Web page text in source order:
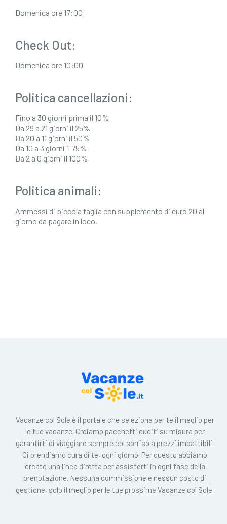
Domenica ore 17:00
Check Out:
Domenica ore 10:00
Politica cancellazioni:
Fino a 30 giorni prima il 10%
Da 29 a 21 giorni il 25%
Da 20 a 11 giorni il 50%
Da 10 a 3 giorni il 75%
Da 2 a 0 giorni il 100%
Politica animali:
Ammessi di piccola taglia con supplemento di euro 20 al
giorno da pagare in loco.
Vacanze col Sole è il portale che seleziona per te il meglio per
le tue vacanze. Creiamo pacchetti cuciti su misura per
garantirti di viaggiare sempre col sorriso a prezzi imbattibili.
Ci prendiamo cura di te, ogni giorno. Per questo abbiamo
creato una linea diretta per assisterti in ogni fase della
prenotazione. Nessuna commissione e nessun costo di
gestione, solo il meglio per le tue prossime Vacanze col Sole.